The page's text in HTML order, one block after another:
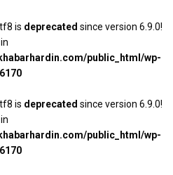
is deprecated since version 6.9.0!
public_html/wp-
6170
is deprecated since version 6.9.0!
public_html/wp-
6170